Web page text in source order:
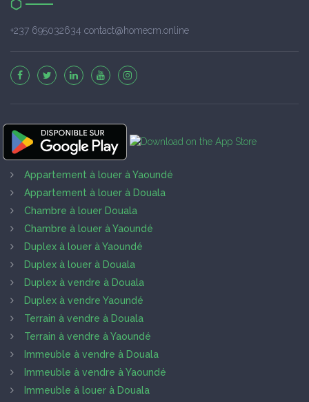
+237 695032634 contact@homecm.online
Appartement à louer à Yaoundé
Appartement à louer à Douala
Chambre à louer Douala
Chambre à louer à Yaoundé
Duplex à louer à Yaoundé
Duplex à louer à Douala
Duplex à vendre à Douala
Duplex à vendre Yaoundé
Terrain à vendre à Douala
Terrain à vendre à Yaoundé
Immeuble à vendre à Douala
Immeuble à vendre à Yaoundé
Immeuble à louer à Douala